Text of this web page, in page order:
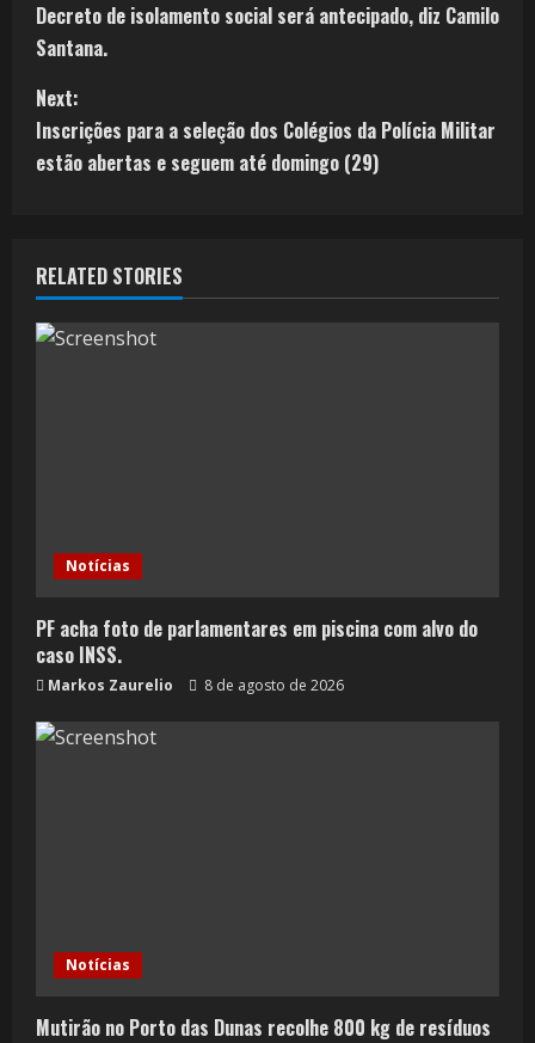
Decreto de isolamento social será antecipado, diz Camilo
Santana.
Next:
Inscrições para a seleção dos Colégios da Polícia Militar
estão abertas e seguem até domingo (29)
RELATED STORIES
Notícias
PF acha foto de parlamentares em piscina com alvo do
caso INSS.
Markos Zaurelio 8 de agosto de 2026
Notícias
Mutirão no Porto das Dunas recolhe 800 kg de resíduos